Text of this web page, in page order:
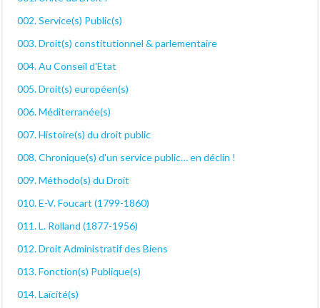
002. Service(s) Public(s)
003. Droit(s) constitutionnel & parlementaire
004. Au Conseil d'Etat
005. Droit(s) européen(s)
006. Méditerranée(s)
007. Histoire(s) du droit public
008. Chronique(s) d'un service public… en déclin !
009. Méthodo(s) du Droit
010. E-V. Foucart (1799-1860)
011. L. Rolland (1877-1956)
012. Droit Administratif des Biens
013. Fonction(s) Publique(s)
014. Laïcité(s)